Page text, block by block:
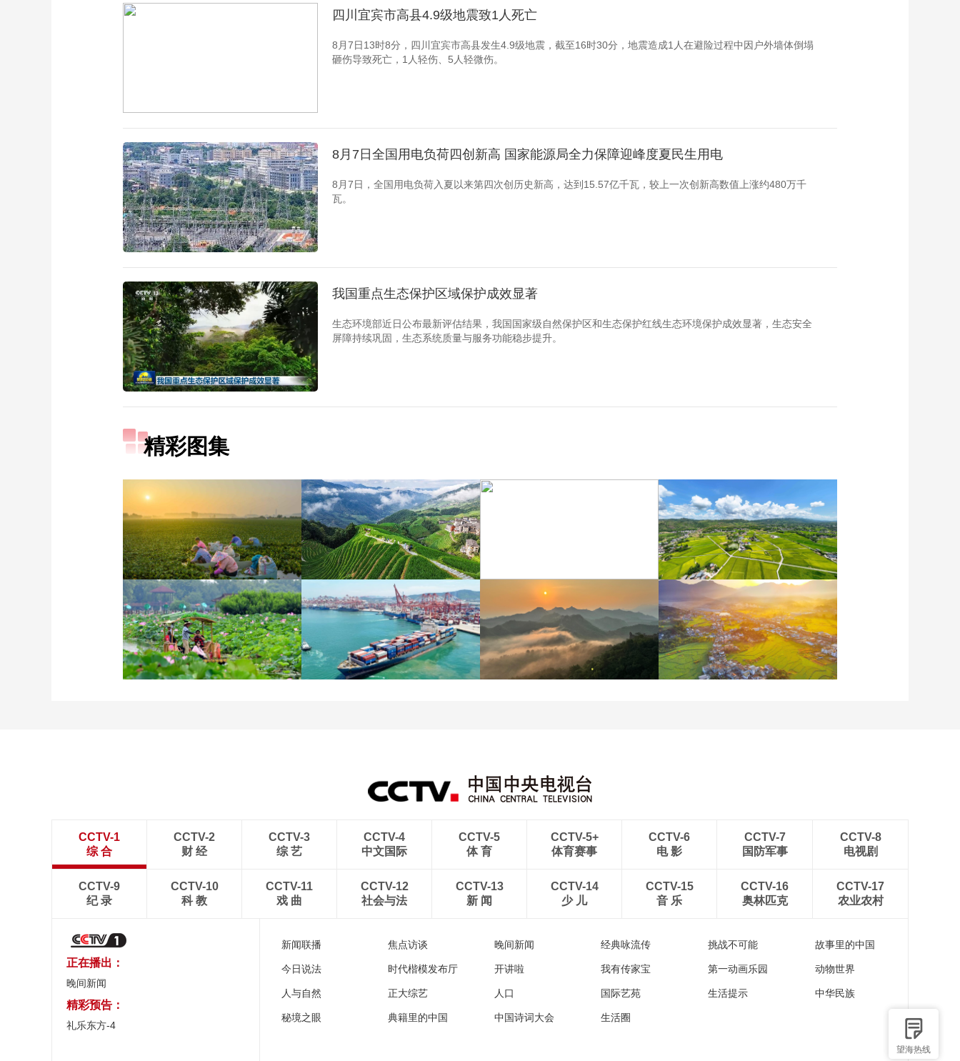
望海热线
四川宜宾市高县4.9级地震致1人死亡
8月7日13时8分，四川宜宾市高县发生4.9级地震，截至16时30分，地震造成1人在避险过程中因户外墙体倒塌
砸伤导致死亡，1人轻伤、5人轻微伤。
8月7日全国用电负荷四创新高 国家能源局全力保障迎峰度夏民生用电
8月7日，全国用电负荷入夏以来第四次创历史新高，达到15.57亿千瓦，较上一次创新高数值上涨约480万千
瓦。
我国重点生态保护区域保护成效显著
生态环境部近日公布最新评估结果，我国国家级自然保护区和生态保护红线生态环境保护成效显著，生态安全
屏障持续巩固，生态系统质量与服务功能稳步提升。
精彩图集
立秋近 采菱忙 暑期出游 乐享美好时光
江苏泗洪：洪泽湖湿地白
鹭嬉戏
重庆梁平：优质水稻丰收
在望
CCTV-1
综 合
CCTV-2
财 经
CCTV-3
综 艺
CCTV-4
中文国际
CCTV-5
体 育
CCTV-5+
体育赛事
CCTV-6
电 影
CCTV-7
国防军事
CCTV-8
电视剧
CCTV-9
纪 录
CCTV-10
科 教
CCTV-11
戏 曲
CCTV-12
社会与法
CCTV-13
新 闻
CCTV-14
少 儿
CCTV-15
音 乐
CCTV-16
奥林匹克
CCTV-17
农业农村
正在播出：
晚间新闻
精彩预告：
礼乐东方-4
新闻联播 焦点访谈 晚间新闻 经典咏流传 挑战不可能 故事里的中国
今日说法 时代楷模发布厅 开讲啦 我有传家宝 第一动画乐园 动物世界
人与自然 正大综艺 人口 国际艺苑 生活提示 中华民族
秘境之眼 典籍里的中国 中国诗词大会 生活圈